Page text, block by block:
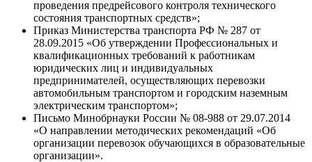
проведения предрейсового контроля технического
состояния транспортных средств»;
Приказ Министерства транспорта РФ № 287 от
28.09.2015 «Об утверждении Профессиональных и
квалификационных требований к работникам
юридических лиц и индивидуальных
предпринимателей, осуществляющих перевозки
автомобильным транспортом и городским наземным
электрическим транспортом»;
Письмо Минобрнауки России № 08-988 от 29.07.2014
«О направлении методических рекомендаций «Об
организации перевозок обучающихся в образовательные
организации».